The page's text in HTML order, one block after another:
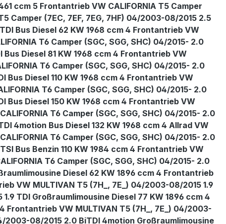
ccm 5 Frontantrieb VW CALIFORNIA T5 Camper
Camper (7EC, 7EF, 7EG, 7HF) 04/2003-08/2015 2.5
Bus Diesel 62 KW 1968 ccm 4 Frontantrieb VW
SHC) 04/2015- 2.0 TDI Bus Diesel 103 KW 1968 ccm 4 Frontantrieb VW CALIFORNIA T6 Camper (SGC, SGG, SHC) 04/2015- 2.0 TDI Bus Diesel 110 KW 1968 ccm 4 Frontantrieb VW CALIFORNIA T6 Camper (SGC, SGG, SHC) 04/2015- 2.0 TDI Bus Diesel 132 KW 1968 ccm 4 Frontantrieb VW CALIFORNIA T6 Camper (SGC, SGG, SHC) 04/2015- 2.0 TDI Bus Diesel 146 KW 1968 ccm 4 Frontantrieb VW CALIFORNIA T6 Camper (SGC, SGG, SHC) 04/2015- 2.0 TDI Bus Diesel 150 KW 1968 ccm 4 Frontantrieb VW CALIFORNIA T6 Camper (SGC, SGG, SHC) 04/2015- 2.0 TDI 4motion Bus Diesel 103 KW 1968 ccm 4 Allrad VW CALIFORNIA T6 Camper (SGC, SGG, SHC) 04/2015- 2.0 TDI 4motion Bus Diesel 110 KW 1968 ccm 4 Allrad VW CALIFORNIA T6 Camper (SGC, SGG, SHC) 04/2015- 2.0 TDI 4motion Bus Diesel 132 KW 1968 ccm 4 Allrad VW CALIFORNIA T6 Camper (SGC, SGG, SHC) 04/2015- 2.0 TDI 4motion Bus Diesel 146 KW 1968 ccm 4 Allrad VW CALIFORNIA T6 Camper (SGC, SGG, SHC) 04/2015- 2.0 TDI 4motion Bus Diesel 150 KW 1968 ccm 4 Allrad VW CALIFORNIA T6 Camper (SGC, SGG, SHC) 04/2015- 2.0 TSI Bus Benzin 110 KW 1984 ccm 4 Frontantrieb VW CALIFORNIA T6 Camper (SGC, SGG, SHC) 04/2015- 2.0 TSI Bus Benzin 150 KW 1984 ccm 4 Frontantrieb VW CALIFORNIA T6 Camper (SGC, SGG, SHC) 04/2015- 2.0 TSI 4motion Bus Benzin 150 KW 1984 ccm 4 Allrad VW MULTIVAN T5 (7H_, 7E_) 04/2003-08/2015 1.9 TDI Großraumlimousine Diesel 62 KW 1896 ccm 4 Frontantrieb VW MULTIVAN T5 (7H_, 7E_) 04/2003-08/2015 1.9 TDI Großraumlimousine Diesel 63 KW 1896 ccm 4 Frontantrieb VW MULTIVAN T5 (7H_, 7E_) 04/2003-08/2015 1.9 TDI Großraumlimousine Diesel 75 KW 1896 ccm 4 Frontantrieb VW MULTIVAN T5 (7H_, 7E_) 04/2003-08/2015 1.9 TDI Großraumlimousine Diesel 77 KW 1896 ccm 4 Frontantrieb VW MULTIVAN T5 (7H_, 7E_) 04/2003-08/2015 2.0 Großraumlimousine Benzin 85 KW 1984 ccm 4 Frontantrieb VW MULTIVAN T5 (7H_, 7E_) 04/2003-08/2015 2.0 BiTDI Großraumlimousine Diesel 132 KW 1968 ccm 4 Frontantrieb VW MULTIVAN T5 (7H_, 7E_) 04/2003-08/2015 2.0 BiTDI 4motion Großraumlimousine Diesel 132 KW 1968 ccm 4 Allrad VW MULTIVAN T5 (7H_, 7E_) 04/2003-08/2015 2.0 TDI Großraumlimousine Diesel 62 KW 1968 ccm 4 Frontantrieb VW MULTIVAN T5 (7H_, 7E_) 04/2003-08/2015 2.0 TDI Großraumlimousine Diesel 75 KW 1968 ccm 4 Frontantrieb